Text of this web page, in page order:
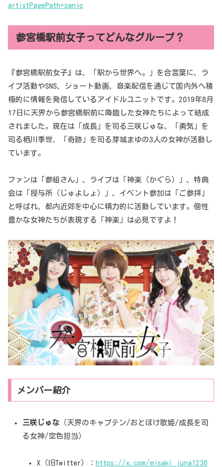
artistPagePath=sanjo
参宮橋駅前女子ってどんなグループ？
『参宮橋駅前女子』は、「駅から世界へ。」を合言葉に、ラ
イブ活動やSNS、ショート動画、音楽配信を通じて国内外へ積
極的に情報を発信しているアイドルユニットです。2019年8月
17日に天界から参宮橋駅前に降臨した女神たちによって結成
されました。現在は「成長」を司る三咲じゅな、「勇気」を
司る栖川季世、「奇跡」を司る芽城まゆの3人の女神が活動し
ています。
ファンは「参組さん」、ライブは「神楽（かぐら）」、特典
会は「授与所（じゅよしょ）」、イベント参加は「ご参拝」
と呼ばれ、都内近郊を中心に精力的に活動しています。個性
豊かな女神たちが表現する「神楽」は必見ですよ！
メンバー紹介
三咲じゅな （天界のキャプテン/おとぼけ歌姫/成長を司
る女神/空色担当）
X（旧Twitter）： https://x.com/misaki_juna1236